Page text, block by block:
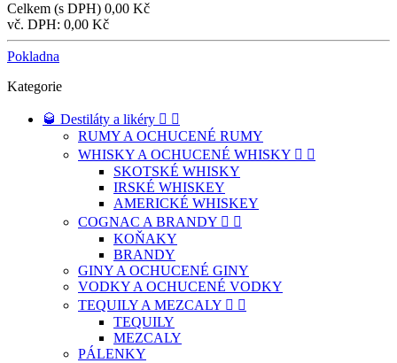
Celkem (s DPH) 0,00 Kč
vč. DPH: 0,00 Kč
Pokladna
Kategorie
🥃 Destiláty a likéry  
RUMY A OCHUCENÉ RUMY
WHISKY A OCHUCENÉ WHISKY  
SKOTSKÉ WHISKY
IRSKÉ WHISKEY
AMERICKÉ WHISKEY
COGNAC A BRANDY  
KOŇAKY
BRANDY
GINY A OCHUCENÉ GINY
VODKY A OCHUCENÉ VODKY
TEQUILY A MEZCALY  
TEQUILY
MEZCALY
PÁLENKY